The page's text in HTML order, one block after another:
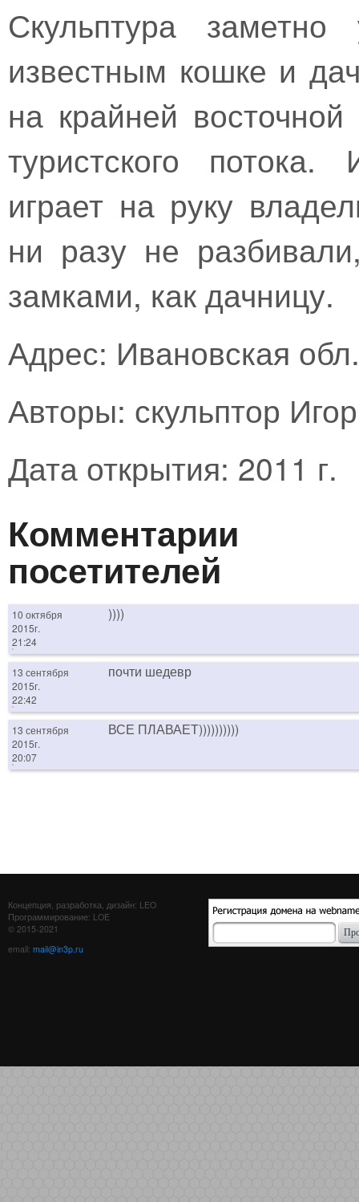
Скульптура заметно
известным кошке и
на крайней
туристского
играет на руку
ни разу не
замками, как дачницу.
Адрес: Ивановская
Авторы: скульптор
Дата открытия: 2011 г.
Комментарии
посетителей
10 октября
2015г.
21:24
))))
13 сентября
2015г.
22:42
почти шедевр
13 сентября
2015г.
20:07
ВСЕ ПЛАВАЕТ))))))))))
Концепция, разработка, дизайн: LEO
Программирование: LOE
© 2015-2021
email: mail@in3p.ru